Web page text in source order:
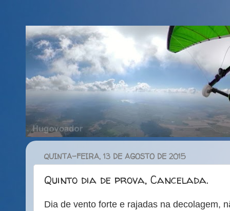
QUINTA-FEIRA, 13 DE AGOSTO DE 2015
Quinto dia de prova, Cancelada.
Dia de vento forte e rajadas na decolagem,